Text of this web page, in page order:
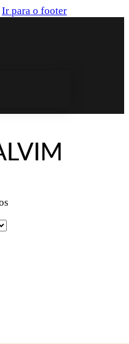
Ir para o footer